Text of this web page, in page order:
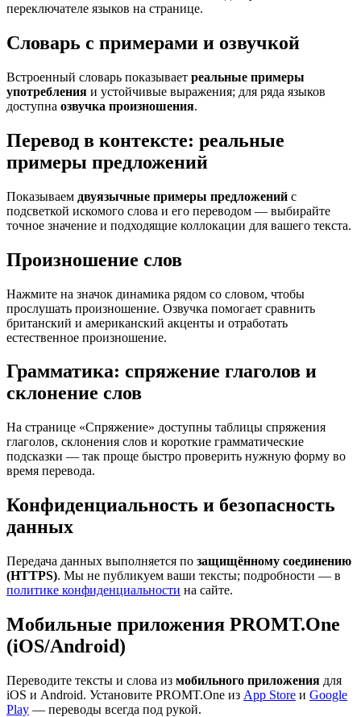
переключателе языков на странице.
Словарь с примерами и озвучкой
Встроенный словарь показывает реальные примеры
употребления и устойчивые выражения; для ряда языков
доступна озвучка произношения.
Перевод в контексте: реальные
примеры предложений
Показываем двуязычные примеры предложений с
подсветкой искомого слова и его переводом — выбирайте
точное значение и подходящие коллокации для вашего текста.
Произношение слов
Нажмите на значок динамика рядом со словом, чтобы
прослушать произношение. Озвучка помогает сравнить
британский и американский акценты и отработать
естественное произношение.
Грамматика: спряжение глаголов и
склонение слов
На странице «Спряжение» доступны таблицы спряжения
глаголов, склонения слов и короткие грамматические
подсказки — так проще быстро проверить нужную форму во
время перевода.
Конфиденциальность и безопасность
данных
Передача данных выполняется по защищённому соединению
(HTTPS). Мы не публикуем ваши тексты; подробности — в
политике конфиденциальности на сайте.
Мобильные приложения PROMT.One
(iOS/Android)
Переводите тексты и слова из мобильного приложения для
iOS и Android. Установите PROMT.One из App Store и Google
Play — переводы всегда под рукой.